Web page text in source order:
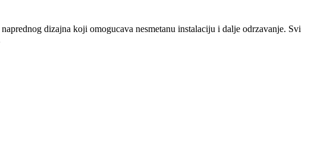
dizajna koji omogucava nesmetanu instalaciju i dalje odrzavanje. Svi